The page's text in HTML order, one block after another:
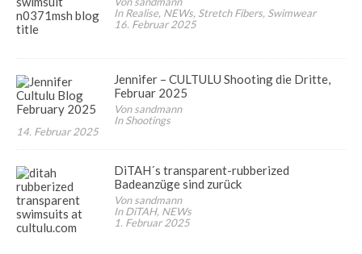
In Realise, NEWs, Stretch Fibers, Swimwear
16. Februar 2025
Jennifer – CULTULU Shooting die Dritte,
Februar 2025
Von sandmann
In Shootings
14. Februar 2025
DiTAH´s transparent-rubberized
Badeanzüge sind zurück
Von sandmann
In DiTAH, NEWs
1. Februar 2025